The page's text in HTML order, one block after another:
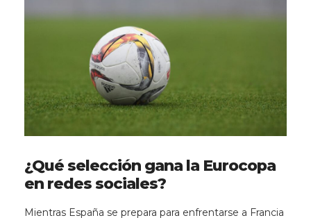
¿Qué selección gana la Eurocopa
en redes sociales?
Mientras España se prepara para enfrentarse a Francia